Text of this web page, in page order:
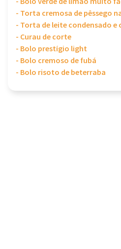
- Torta cremosa de pêssego
- Torta de leite condensado e
- Curau de corte
- Bolo prestígio light
- Bolo cremoso de fubá
- Bolo risoto de beterraba